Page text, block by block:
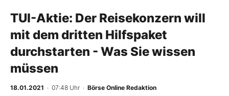
Anlageprodukte
Finanz-Check
Abo & Shop
BO-Musterdepots
TUI-Aktie: Der Reisekonzern will
mit dem dritten Hilfspaket
durchstarten - Was Sie wissen
müssen
18.01.2021 · 07:48 Uhr · Börse Online Redaktion